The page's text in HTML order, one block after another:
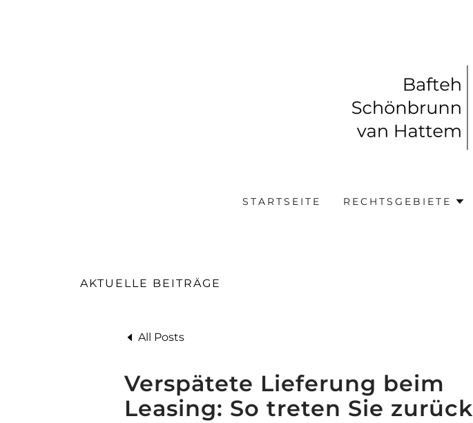
STARTSEITE RECHTSGEBIETE
AKTUELLE BEITRÄGE
All Posts
Verspätete Lieferung beim
Leasing: So treten Sie zurück